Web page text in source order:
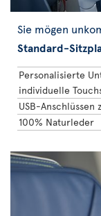
Sie mögen
Standard-
Personalisierte
individuelle
USB-
100% Naturleder